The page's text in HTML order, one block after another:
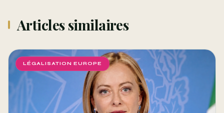
Articles similaires
LÉGALISATION EUROPE